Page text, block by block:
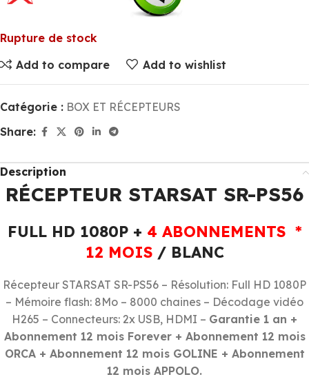
Rupture de stock
Add to compare
Add to wishlist
Catégorie : BOX ET RÉCEPTEURS
Share:
Description
RÉCEPTEUR STARSAT SR-PS56
FULL HD 1080P + 4 ABONNEMENTS *
12 MOIS/ BLANC
Récepteur STARSAT SR-PS56 – Résolution: Full HD 1080P
– Mémoire flash: 8Mo – 8000 chaines – Décodage vidéo
H265 – Connecteurs: 2x USB, HDMI – Garantie 1 an +
Abonnement 12 mois Forever + Abonnement 12 mois
ORCA + Abonnement 12 mois GOLINE + Abonnement
12 mois APPOLO.